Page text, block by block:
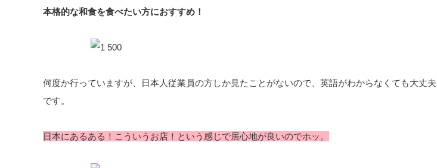
本格的な和食を食べたい方におすすめ！
何度か行っていますが、日本人従業員の方しか見たことがないので、英語がわからなくても大丈夫
です。
日本にあるある！こういうお店！という感じで居心地が良いのでホッ。